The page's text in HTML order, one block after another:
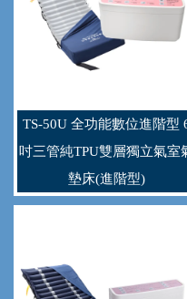
TS-50U 全功能數位進階型
吋三管純TPU雙層獨立氣室
墊床(進階型)